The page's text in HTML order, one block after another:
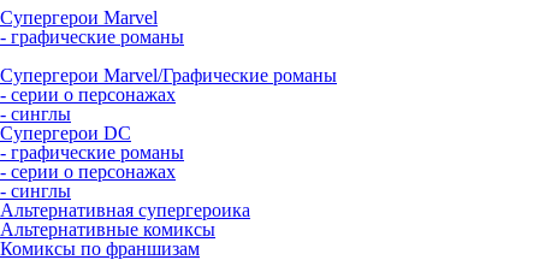
Супергерои Marvel
- графические романы
Супергерои Marvel/Графические романы
- серии о персонажах
- синглы
Супергерои DC
- графические романы
- серии о персонажах
- синглы
Альтернативная супергероика
Альтернативные комиксы
Комиксы по франшизам